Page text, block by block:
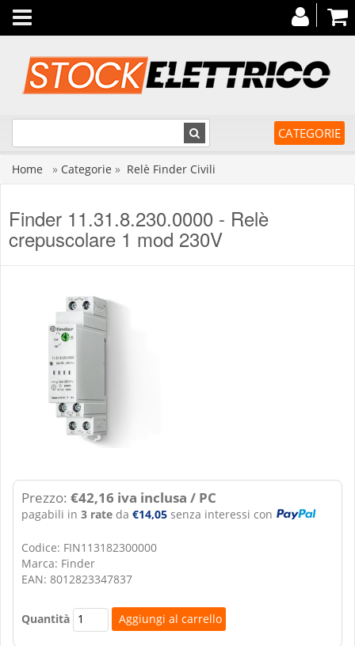
Toggle
navigation
CATEGORIE
Home » Categorie » Relè Finder Civili
Finder 11.31.8.230.0000 - Relè
crepuscolare 1 mod 230V
Prezzo: €42,16 iva inclusa / PC
pagabili in 3 rate da €14,05 senza interessi con
Codice: FIN113182300000
Marca: Finder
EAN: 8012823347837
Quantità